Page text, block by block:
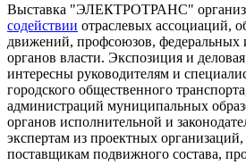
Выставка "ЭЛЕКТРОТРАНС"
содействии отраслевых ассоциаций,
движений, профсоюзов,
органов власти. Экспозиция и
интересны руководителям и
городского общественного
администраций муниципальных
органов исполнительной и
экспертам из проектных
поставщикам подвижного состава,